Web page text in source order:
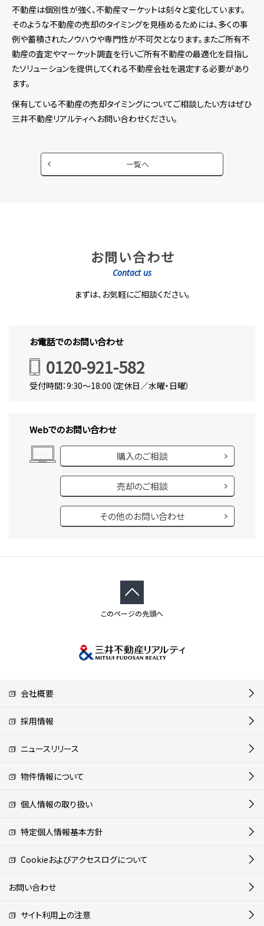
不動産は個別性が強く、不動産マーケットは刻々と変化しています。
そのような不動産の売却のタイミングを見極めるためには、多くの事
例や蓄積されたノウハウや専門性が不可欠となります。またご所有不
動産の査定やマーケット調査を行いご所有不動産の最適化を目指し
たソリューションを提供してくれる不動産会社を選定する必要があり
ます。
保有している不動産の売却タイミングについてご相談したい方はぜひ
三井不動産リアルティへお問い合わせください。
一覧へ
お問い合わせ
Contact us
まずは、お気軽にご相談ください。
お電話でのお問い合わせ
0120-921-582
受付時間：9:30～18:00（定休日／水曜・日曜）
Webでのお問い合わせ
購入のご相談
売却のご相談
その他のお問い合わせ
このページの先頭へ
会社概要
採用情報
ニュースリリース
物件情報について
個人情報の取り扱い
特定個人情報基本方針
Cookieおよびアクセスログについて
お問い合わせ
サイト利用上の注意